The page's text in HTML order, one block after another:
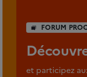
FORUM
et participez